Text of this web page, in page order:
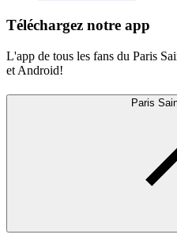
Téléchargez notre app
L'app de tous les fans du Paris
et Android!
Paris